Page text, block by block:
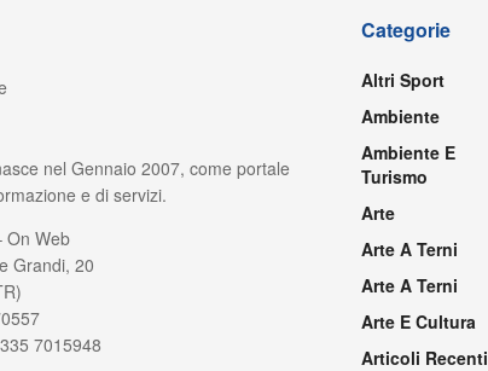
nel Gennaio 2007, come portale
e di servizi.
On Web
Grandi, 20
7015948
Categorie
Altri Sport
Ambiente
Ambiente E
Turismo
Arte
Arte A Terni
Arte A Terni
Arte E Cultura
Articoli Recenti